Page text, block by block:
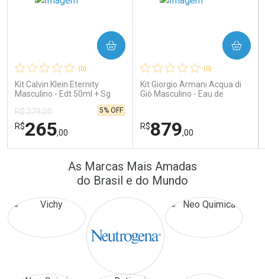
Comprar sem Desconto
Por R$ 24,10/cada
Comprar sem Desconto
Por R$ 24,10/cada
Comprar sem Desconto
Por R$ 64,90/cada
Comprar sem Desconto
Por R$ 64,90/cada
(0)
Kit Calvin Klein Eternity
Masculino - Edt 50ml + Sg
R$ 279,00
R$265,00
5% OFF
COMPRAR
FECHAR
FECHAR
Por Menos
(0)
Kit Giorgio Armani Acqua di
Giò Masculino - Eau de
R$879,00
COMPRAR
Laboratório
Por Menos
As Marcas Mais Amadas
do Brasil e do Mundo